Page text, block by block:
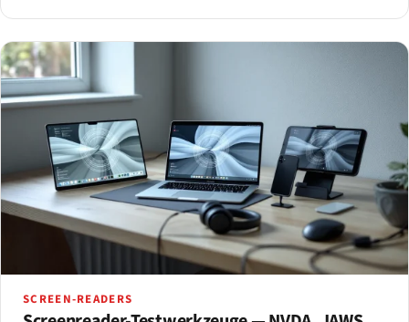
SCREEN-READERS